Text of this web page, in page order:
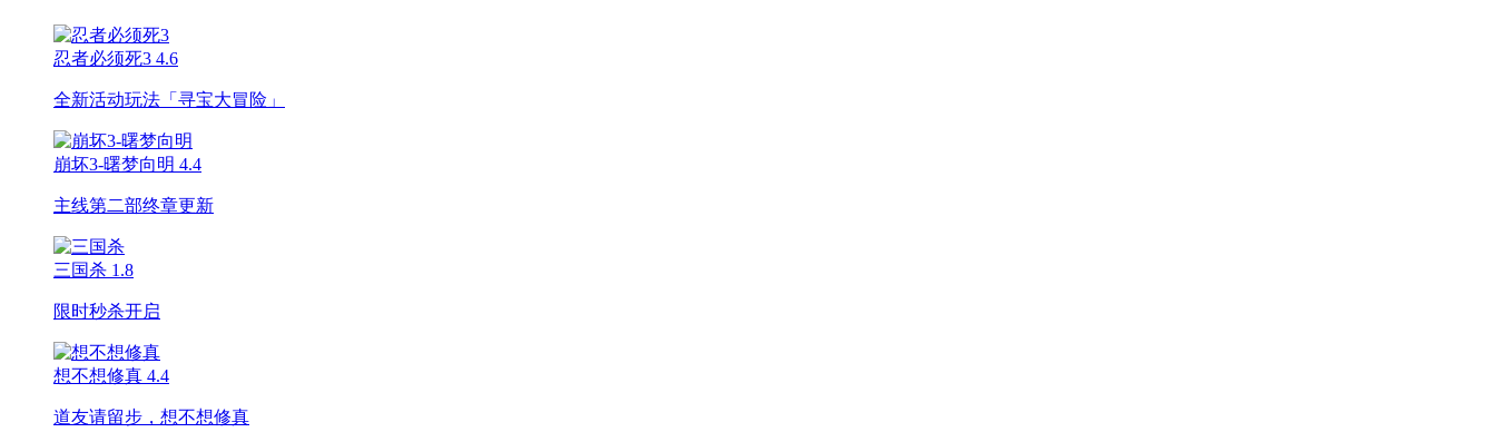
忍者必须死3 4.6
全新活动玩法「寻宝大冒险」
崩坏3-曙梦向明 4.4
主线第二部终章更新
三国杀 1.8
限时秒杀开启
想不想修真 4.4
道友请留步，想不想修真